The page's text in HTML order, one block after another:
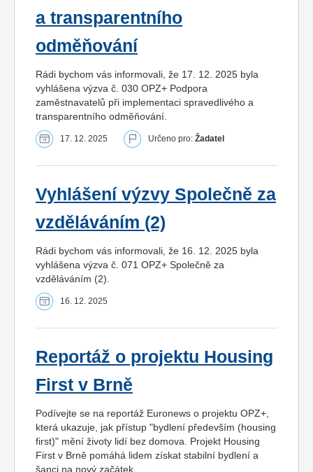
a transparentního
odměňování
Rádi bychom vás informovali, že 17. 12. 2025 byla
vyhlášena výzva č. 030 OPZ+ Podpora
zaměstnavatelů při implementaci spravedlivého a
transparentního odměňování.
17. 12. 2025 Určeno pro: Žadatel
Vyhlášení výzvy Společně za
vzděláváním (2)
Rádi bychom vás informovali, že 16. 12. 2025 byla
vyhlášena výzva č. 071 OPZ+ Společně za
vzděláváním (2).
16. 12. 2025
Reportáž o projektu Housing
First v Brně
Podívejte se na reportáž Euronews o projektu OPZ+,
která ukazuje, jak přístup "bydlení především (housing
first)" mění životy lidí bez domova. Projekt Housing
First v Brně pomáhá lidem získat stabilní bydlení a
šanci na nový začátek.